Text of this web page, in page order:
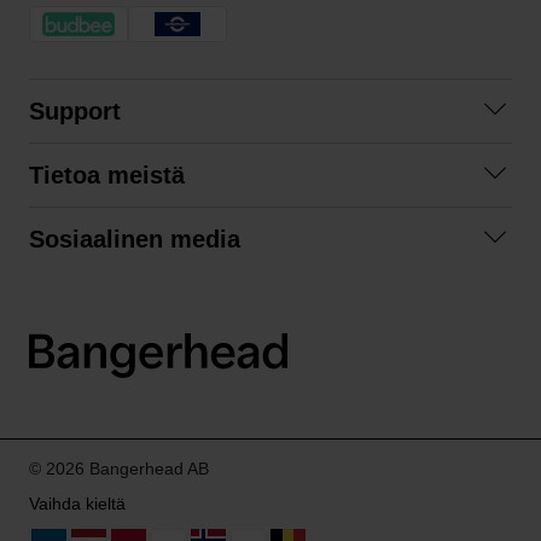
Support
Tilausehdot
Tietoa meistä
Sosiaalinen media
LinkedIn
© 2026 Bangerhead AB
Vaihda kieltä